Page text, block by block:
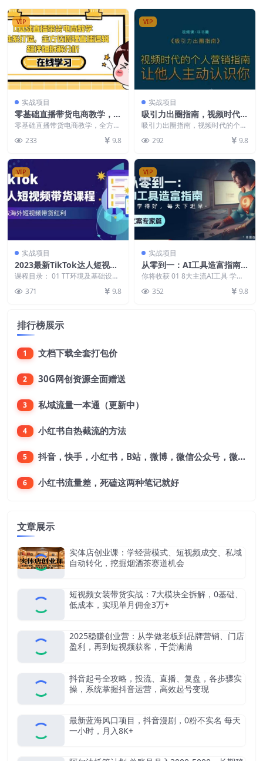
VIP
实战项目
零基础直播带货电商教学，全
方位梳理直播逻辑，超详细拆
解分析
零基础直播带货电商教学，全方位
课程大纲 零基础直播...
233 9.8
VIP
实战项目
吸引力出圈指南，视频时代的
个人营销指南，让他人主动认
识你
吸引力出圈指南，视频时代的个人
程内容： 如何[运用...
292 9.8
VIP
实战项目
2023最新TikTok达人短视频
带货课程，赢取海外短视频带
课程目录： 01 TT环境及基础设置
适的...
371 9.8
VIP
实战项目
从零到一：AI工具造富指南
（文案专家篇）​学会使用主流
AI工具，方法和心法的融合
你将收获 01 8大主流AI工具 学会
翻倍 02...
352 9.8
排行榜展示
1 文档下载全套打包价
2 30G网创资源全面赠送
3 私域流量一本通（更新中）
4 小红书自热截流的方法
5 抖音，快手，小红书，B站，微博，微信公众号，微信视频号。每一个平台，都是不一样的机会，对应不一样的赚钱思路
6 小红书流量差，死磕这两种笔记就好
文章展示
实体店创业课：学经营模式、短视频成交、私域
自动转化，挖掘烟酒茶赛道机会
短视频女装带货实战：7大模块全拆解，0基础、
低成本，实现单月佣金3万+
2025稳赚创业营：从学做老板到品牌营销、门店
盈利，再到短视频获客，干货满满
抖音起号全攻略，投流、直播、复盘，各步骤实
操，系统掌握抖音运营，高效起号变现
最新蓝海风口项目，抖音漫剧，0粉不实名 每天
一小时，月入8K+